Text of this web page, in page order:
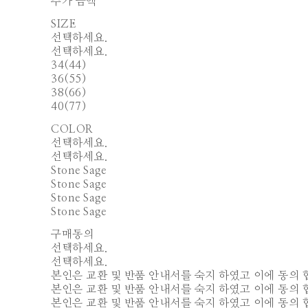
SIZE
선택하세요.
선택하세요.
34(44)
36(55)
38(66)
40(77)
COLOR
선택하세요.
선택하세요.
Stone Sage
Stone Sage
Stone Sage
Stone Sage
구매동의
선택하세요.
선택하세요.
본인은 교환 및 반품 안내서를 숙지 하였고 이에 동의
본인은 교환 및 반품 안내서를 숙지 하였고 이에 동의
본인은 교환 및 반품 안내서를 숙지 하였고 이에 동의